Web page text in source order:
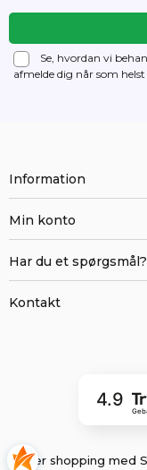
Se, hvordan vi
afmelde dig når som
Information
Min konto
Har du et spørgsmål?
Kontakt
4.9
Sikker shopping med